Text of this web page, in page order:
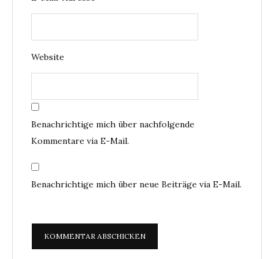
Website
Benachrichtige mich über nachfolgende
Kommentare via E-Mail.
Benachrichtige mich über neue Beiträge via E-Mail.